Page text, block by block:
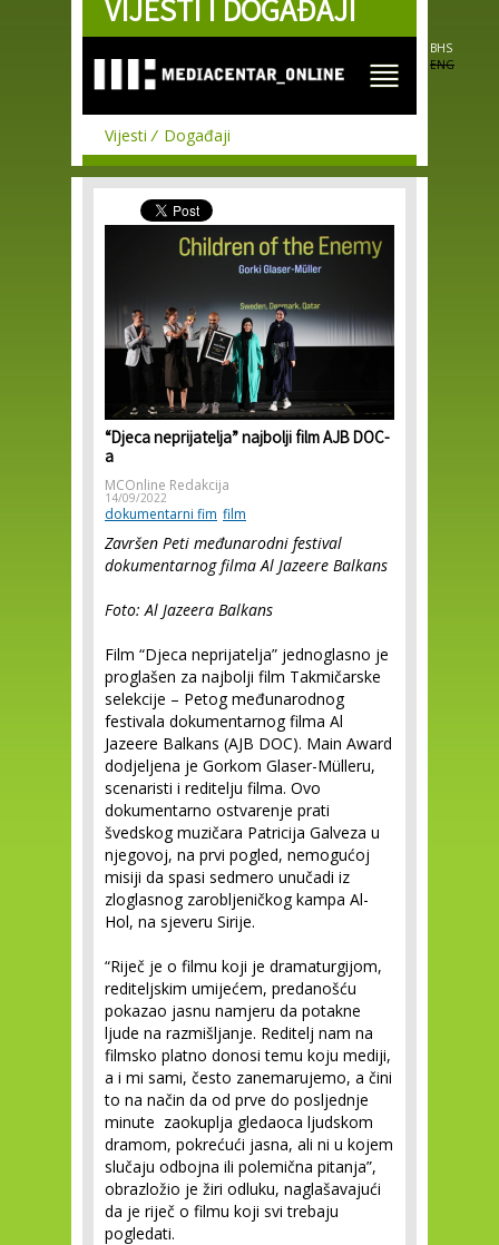
Skip to
main
VIJESTI I DOGAĐAJI
BHS
ENG
Vijesti Događaji
“Djeca neprijatelja” najbolji film AJB DOC-
a
MCOnline Redakcija
14/09/2022
dokumentarni fim film
Završen Peti međunarodni festival
dokumentarnog filma Al Jazeere Balkans
Foto: Al Jazeera Balkans
Film “Djeca neprijatelja” jednoglasno je
proglašen za najbolji film Takmičarske
selekcije – Petog međunarodnog
festivala dokumentarnog filma Al
Jazeere Balkans (AJB DOC). Main Award
dodjeljena je Gorkom Glaser-Mülleru,
scenaristi i reditelju filma. Ovo
dokumentarno ostvarenje prati
švedskog muzičara Patricija Galveza u
njegovoj, na prvi pogled, nemogućoj
misiji da spasi sedmero unučadi iz
zloglasnog zarobljeničkog kampa Al-
Hol, na sjeveru Sirije.
“Riječ je o filmu koji je dramaturgijom,
rediteljskim umijećem, predanošću
pokazao jasnu namjeru da potakne
ljude na razmišljanje. Reditelj nam na
filmsko platno donosi temu koju mediji,
a i mi sami, često zanemarujemo, a čini
to na način da od prve do posljednje
minute zaokuplja gledaoca ljudskom
dramom, pokrećući jasna, ali ni u kojem
slučaju odbojna ili polemična pitanja”,
obrazložio je žiri odluku, naglašavajući
da je riječ o filmu koji svi trebaju
pogledati.